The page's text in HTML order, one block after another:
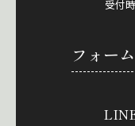
受付
フォー